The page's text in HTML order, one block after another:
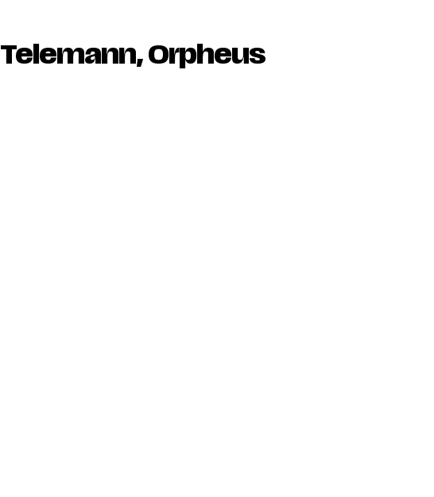
Telemann, Orpheus